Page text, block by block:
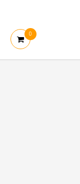
0